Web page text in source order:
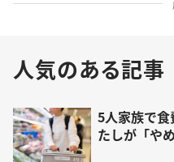
人気のある記事
5人家族で
たしが「や